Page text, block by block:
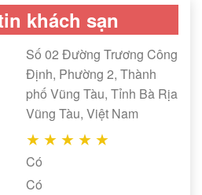
khách sạn
Số 02 Đường Trương Công
Định, Phường 2, Thành
phố Vũng Tàu, Tỉnh Bà Rịa
Vũng Tàu, Việt Nam
★ ★ ★ ★ ★
Có
Có